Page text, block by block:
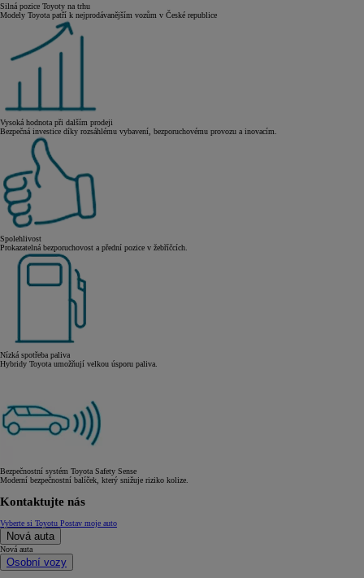
Silná pozice Toyoty na trhu
Modely Toyota patří k nejprodávanějším vozům v České republice
Vysoká hodnota při dalším prodeji
Bezpečná investice díky rozsáhlému vybavení, bezporuchovému provozu a inovacím.
Spolehlivost
Prokazatelná bezporuchovost a přední pozice v žebříčcích.
Nízká spotřeba paliva
Hybridy Toyota umožňují velkou úsporu paliva.
Bezpečnostní systém Toyota Safety Sense
Moderní bezpečnostní balíček, který snižuje riziko kolize.
Kontaktujte nás
Vyberte si Toyotu Postav moje auto
Nová auta
Nová auta
Osobní vozy